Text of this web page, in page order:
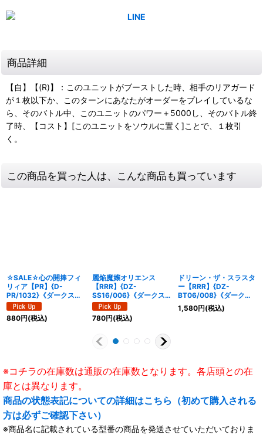
商品詳細
【自】【(R)】：このユニットがブーストした時、相手のリアガード
が１枚以下か、このターンにあなたがオーダーをプレイしているな
ら、そのバトル中、このユニットのパワー＋5000し、そのバトル終
了時、【コスト】[このユニットをソウルに置く]ことで、１枚引
く。
この商品を買った人は、こんな商品も買っています
☆SALE☆心の開捧フィ
リィア【PR】{D-
PR/1032}《ダークステ
イツ》
880円(税込)
麗焔魔嬢オリエンス
【RRR】{DZ-
SS16/006}《ダークス
テイツ》
780円(税込)
ドリーン・ザ・スラスタ
ー【RRR】{DZ-
BT06/008}《ダークス
テイツ》
1,580円(税込)
※コチラの在庫数は通販の在庫数となります。各店頭との在
庫とは異なります。
商品の状態表記についての詳細はこちら（初めて購入される
方は必ずご確認下さい）
※商品名に記載されている型番の商品を発送させていただいておりま